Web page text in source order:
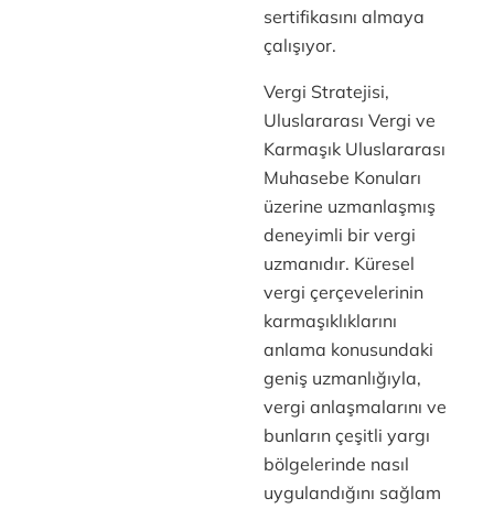
sertifikasını almaya
çalışıyor.
Vergi Stratejisi,
Uluslararası Vergi ve
Karmaşık Uluslararası
Muhasebe Konuları
üzerine uzmanlaşmış
deneyimli bir vergi
uzmanıdır. Küresel
vergi çerçevelerinin
karmaşıklıklarını
anlama konusundaki
geniş uzmanlığıyla,
vergi anlaşmalarını ve
bunların çeşitli yargı
bölgelerinde nasıl
uygulandığını sağlam